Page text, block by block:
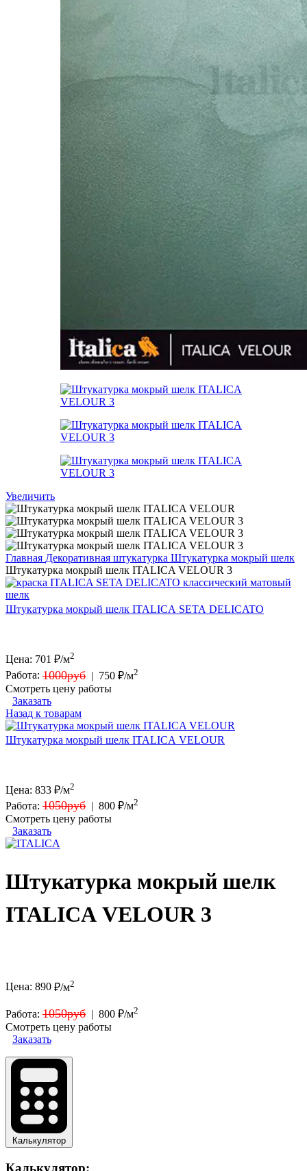
Увеличить
Главная Декоративная штукатурка Штукатурка мокрый шелк
Штукатурка мокрый шелк ITALICA VELOUR 3
Штукатурка мокрый шелк ITALICA SETA DELICATO
Цена: 701 ₽/м2
Работа: 1000руб | 750 ₽/м2
Смотреть цену работы
Заказать
Назад к товарам
Штукатурка мокрый шелк ITALICA VELOUR
Цена: 833 ₽/м2
Работа: 1050руб | 800 ₽/м2
Смотреть цену работы
Заказать
Штукатурка мокрый шелк
ITALICA VELOUR 3
Цена: 890 ₽/м2
Работа: 1050руб | 800 ₽/м2
Смотреть цену работы
Заказать
Калькулятор
Калькулятор: